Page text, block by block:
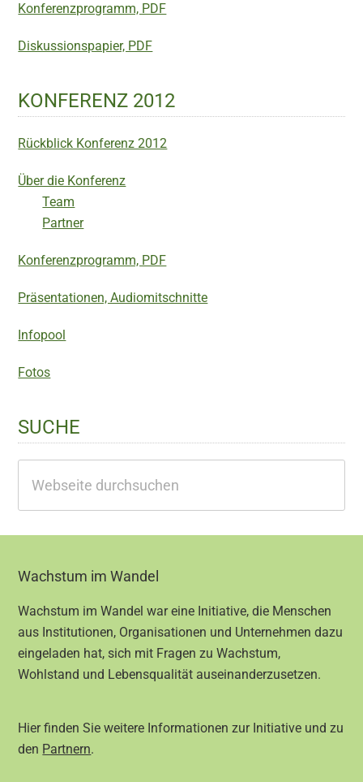
Konferenzprogramm, PDF
Diskussionspapier, PDF
KONFERENZ 2012
Rückblick Konferenz 2012
Über die Konferenz
Team
Partner
Konferenzprogramm, PDF
Präsentationen, Audiomitschnitte
Infopool
Fotos
SUCHE
durchsuchen
Footer
Wachstum im Wandel
Wachstum im Wandel war eine Initiative, die Menschen
aus Institutionen, Organisationen und Unternehmen dazu
eingeladen hat, sich mit Fragen zu Wachstum,
Wohlstand und Lebensqualität auseinanderzusetzen.
Hier finden Sie weitere Informationen zur Initiative und zu
den Partnern.